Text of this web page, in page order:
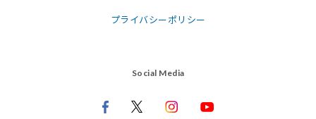
プライバシーポリシー
Social Media